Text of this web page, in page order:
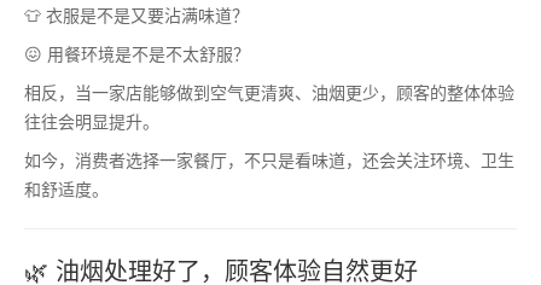
👕 衣服是不是又要沾满味道？
😖 用餐环境是不是不太舒服？
相反，当一家店能够做到空气更清爽、油烟更少，顾客的整体体验
往往会明显提升。
如今，消费者选择一家餐厅，不只是看味道，还会关注环境、卫生
和舒适度。
🌿 油烟处理好了，顾客体验自然更好